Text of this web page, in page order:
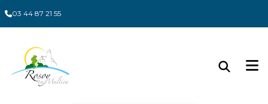
03 44 87 21 55
Panneau de gestion des cookies